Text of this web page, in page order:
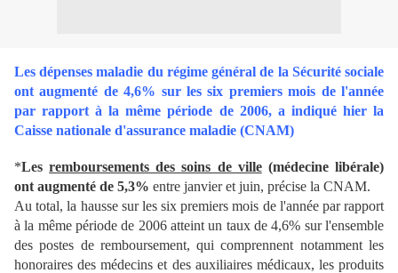
Les dépenses maladie du régime général de la Sécurité sociale
ont augmenté de 4,6% sur les six premiers mois de l'année
par rapport à la même période de 2006, a indiqué hier la
Caisse nationale d'assurance maladie (CNAM)
*Lesremboursements des soins de ville(médecine libérale)
ont augmenté de 5,3% entre janvier et juin, précise la CNAM.
Au total, la hausse sur les six premiers mois de l'année par rapport
à la même période de 2006 atteint un taux de 4,6% sur l'ensemble
des postes de remboursement, qui comprennent notamment les
honoraires des médecins et des auxiliaires médicaux, les produits